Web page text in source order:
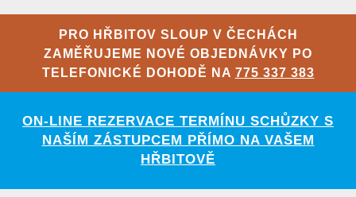
PRO HŘBITOV SLOUP V ČECHÁCH
ZAMĚŘUJEME NOVÉ OBJEDNÁVKY PO
TELEFONICKÉ DOHODĚ NA 775 337 383
ON-LINE REZERVACE TERMÍNU SCHŮZKY S
NAŠÍM ZÁSTUPCEM PŘÍMO NA VAŠEM
HŘBITOVĚ